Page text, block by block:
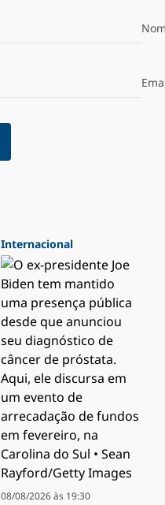
Internacional
08/08/2026 às 19:30